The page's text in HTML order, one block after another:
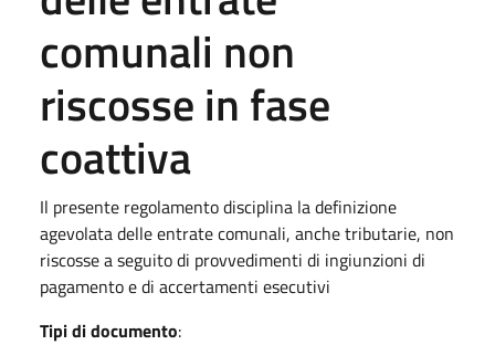
comunali non
riscosse in fase
coattiva
Il presente regolamento disciplina la definizione
agevolata delle entrate comunali, anche tributarie, non
riscosse a seguito di provvedimenti di ingiunzioni di
pagamento e di accertamenti esecutivi
Tipi di documento: